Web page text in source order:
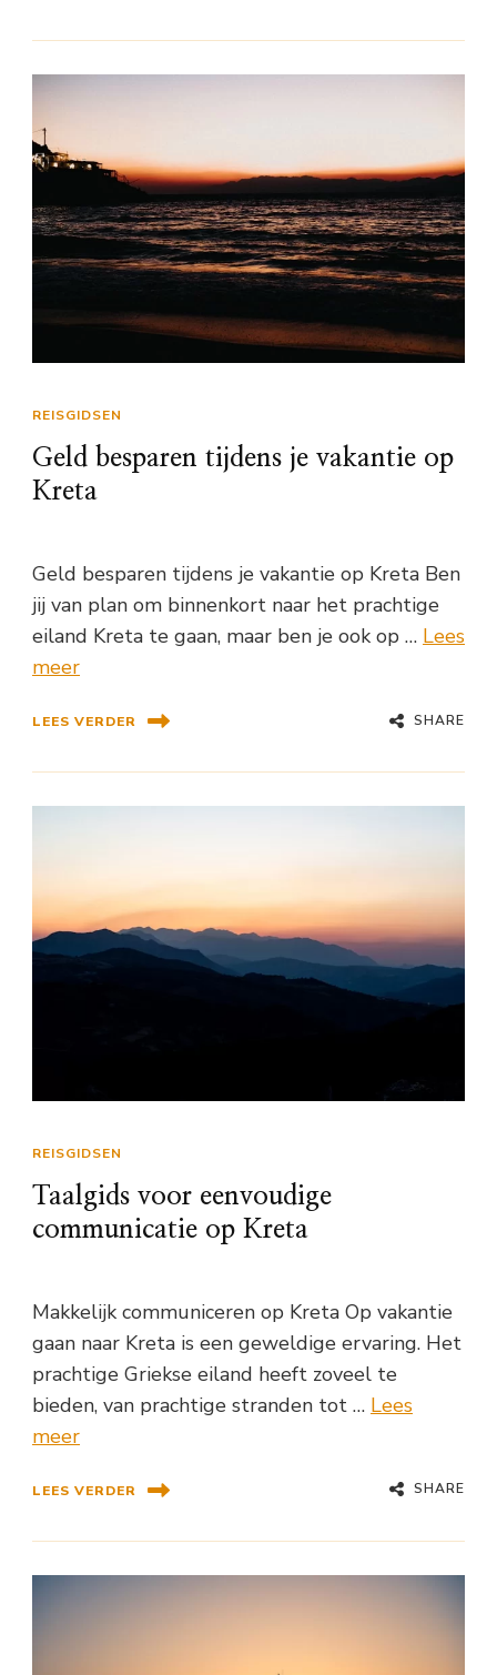
REISGIDSEN
Geld besparen tijdens je vakantie op
Kreta
Geld besparen tijdens je vakantie op Kreta Ben
jij van plan om binnenkort naar het prachtige
eiland Kreta te gaan, maar ben je ook op … Lees
meer
LEES VERDER SHARE
REISGIDSEN
Taalgids voor eenvoudige
communicatie op Kreta
Makkelijk communiceren op Kreta Op vakantie
gaan naar Kreta is een geweldige ervaring. Het
prachtige Griekse eiland heeft zoveel te
bieden, van prachtige stranden tot … Lees
meer
LEES VERDER SHARE